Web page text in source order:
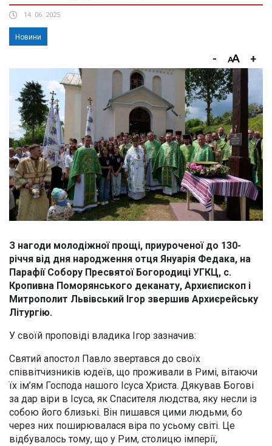
14. 06. 2025
Новини
- +
З нагоди молодіжної прощі, приуроченої до 130-
річчя від дня народження отця Януарія Федака, на
Парафії Собору Пресвятої Богородиці УГКЦ, с.
Кропивна Поморянського деканату, Архиєпископ і
Митрополит Львівський Ігор звершив Архиєрейську
Літургію.
У своїй проповіді владика Ігор зазначив:
Святий апостол Павло звертався до своїх
співвітчизників юдеїв, що проживали в Римі, вітаючи
їх ім’ям Господа нашого Ісуса Христа. Дякував Богові
за дар віри в Ісуса, як Спасителя людства, яку несли із
собою його близькі. Він пишався цими людьми, бо
через них поширювалася віра по усьому світі. Це
відбувалось тому, що у Рим, столицю імперії,